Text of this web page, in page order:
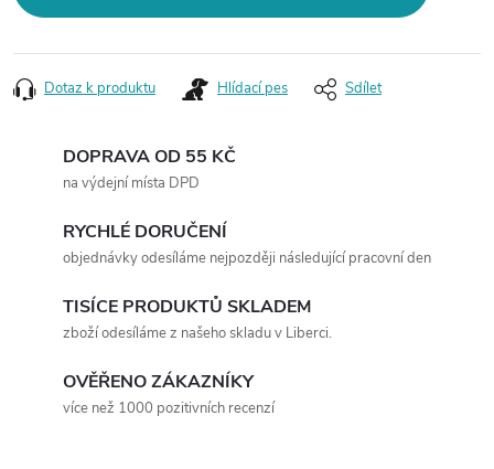
Dotaz k produktu Hlídací pes Sdílet
DOPRAVA OD 55 KČ
na výdejní místa DPD
RYCHLÉ DORUČENÍ
objednávky odesíláme nejpozději následující pracovní den
TISÍCE PRODUKTŮ SKLADEM
zboží odesíláme z našeho skladu v Liberci.
OVĚŘENO ZÁKAZNÍKY
více než 1000 pozitivních recenzí